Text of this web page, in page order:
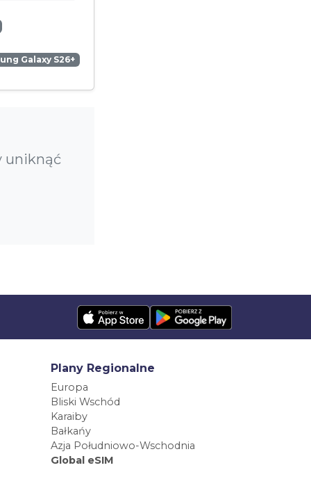
Galaxy S26+
uniknąć
Plany Regionalne
Europa
Bliski Wschód
Karaiby
Bałkańy
Azja Południowo-Wschodnia
Global eSIM